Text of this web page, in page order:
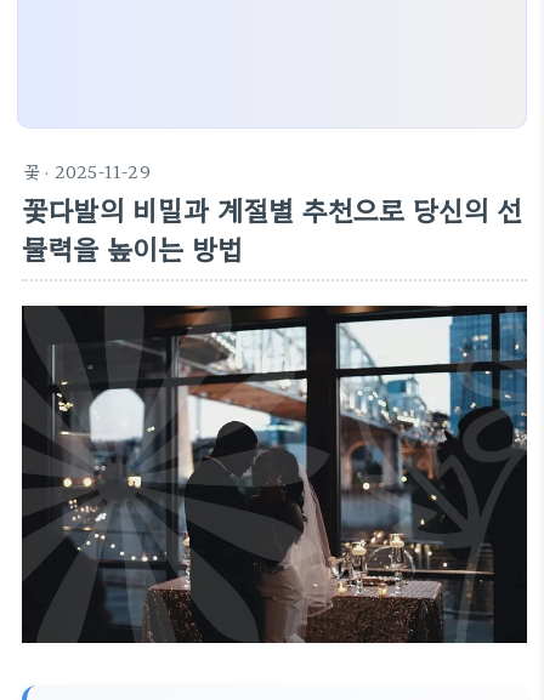
꽃 · 2025-11-29
꽃다발의 비밀과 계절별 추천으로 당신의 선
물력을 높이는 방법